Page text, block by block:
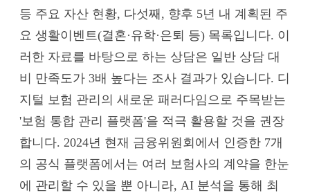
등 주요 자산 현황, 다섯째, 향후 5년 내 계획된 주
요 생활이벤트(결혼·유학·은퇴 등) 목록입니다. 이
러한 자료를 바탕으로 하는 상담은 일반 상담 대
비 만족도가 3배 높다는 조사 결과가 있습니다. 디
지털 보험 관리의 새로운 패러다임으로 주목받는
'보험 통합 관리 플랫폼'을 적극 활용할 것을 권장
합니다. 2024년 현재 금융위원회에서 인증한 7개
의 공식 플랫폼에서는 여러 보험사의 계약을 한눈
에 관리할 수 있을 뿐 아니라, AI 분석을 통해 최